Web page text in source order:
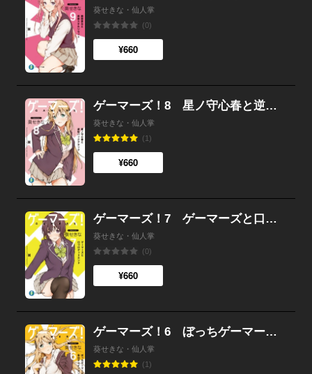
葵せきな・仙人掌
(0)
¥660
ゲーマーズ！8 星ノ守心春と逆転バックアタック
葵せきな・仙人掌
(1)
¥660
ゲーマーズ！7 ゲーマーズと口づけデッドエンド
葵せきな・仙人掌
(0)
¥660
ゲーマーズ！6 ぼっちゲーマーと告白チェインコンボ
葵せきな・仙人掌
(1)